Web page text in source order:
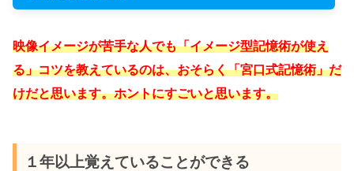
映像イメージが苦手な人でも「イメージ型記憶術が使え
る」コツを教えているのは、おそらく「宮口式記憶術」だ
けだと思います。ホントにすごいと思います。
１年以上覚えていることができる